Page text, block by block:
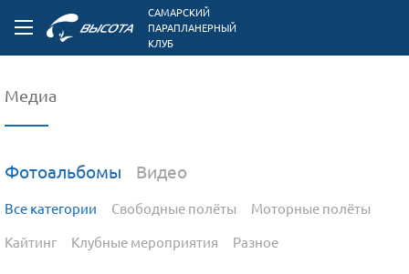
САМАРСКИЙ
ПАРАПЛАНЕРНЫЙ
КЛУБ
Медиа
Фотоальбомы Видео
Все категории Свободные полёты
Моторные полёты
Кайтинг
Клубные мероприятия Разное